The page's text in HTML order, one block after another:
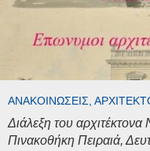
ΑΝΑΚΟΙΝΏΣΕΙΣ,
Διάλεξη του
Πινακοθήκη Πειραιά,